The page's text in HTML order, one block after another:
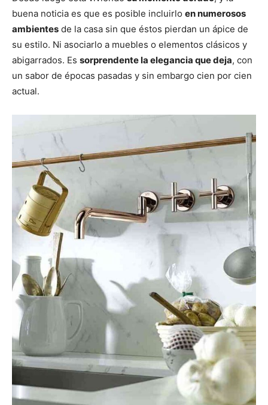
buena noticia es que es posible incluirlo en numerosos
ambientes de la casa sin que éstos pierdan un ápice de
su estilo. Ni asociarlo a muebles o elementos clásicos y
abigarrados. Es sorprendente la elegancia que deja, con
un sabor de épocas pasadas y sin embargo cien por cien
actual.